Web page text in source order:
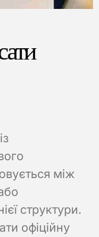
між
структури.
офіційну